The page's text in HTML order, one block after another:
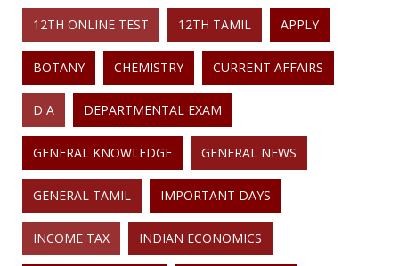
12TH ONLINE TEST 12TH TAMIL APPLY
BOTANY CHEMISTRY CURRENT AFFAIRS
D A DEPARTMENTAL EXAM
GENERAL KNOWLEDGE GENERAL NEWS
GENERAL TAMIL IMPORTANT DAYS
INCOME TAX INDIAN ECONOMICS